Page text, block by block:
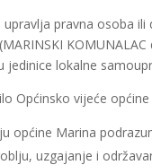
pravna osoba
jedinice lokalne
Općinsko vijeće
općine Marina
uzgajanje i